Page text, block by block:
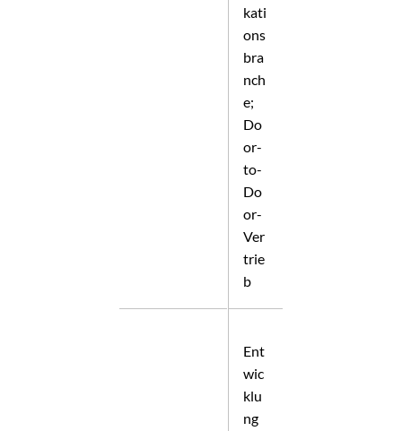
kati
ons
bra
nch
e;
Do
or-
to-
Do
or-
Ver
trie
b
Ent
wic
klu
ng